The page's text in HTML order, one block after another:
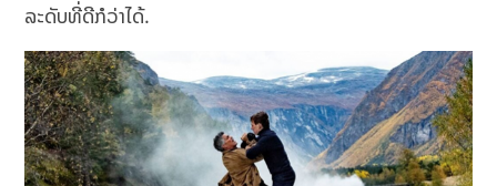
ລະດັບທີ່ດີກໍວ່າໄດ້.